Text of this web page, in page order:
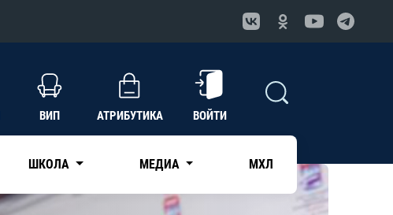
ВИП АТРИБУТИКА ВОЙТИ
ШКОЛА МЕДИА МХЛ